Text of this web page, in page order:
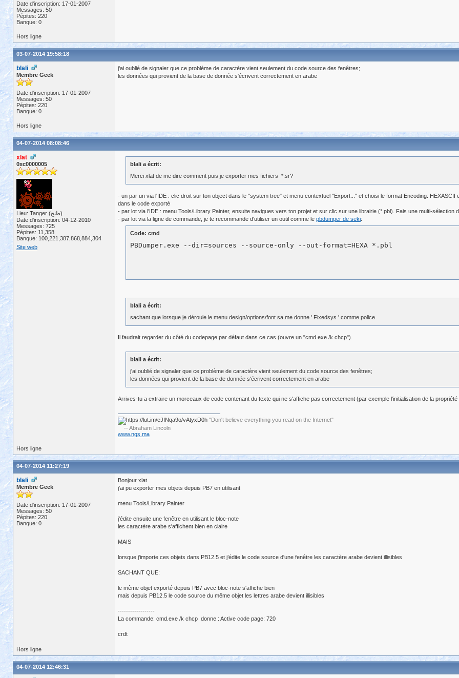
Date d'inscription: 17-01-2007
Messages: 50
Pépites: 220
Banque: 0
Hors ligne
03-07-2014 19:58:18
blali
Membre Geek
Date d'inscription: 17-01-2007
Messages: 50
Pépites: 220
Banque: 0
j'ai oublié de signaler que ce problème de caractère vient seulement du code source des fenêtres;
les données qui provient de la base de donnée s'écrivent correctement en arabe
Hors ligne
04-07-2014 08:08:46
xlat
0xc0000005
Lieu: Tanger (طنج)
Date d'inscription: 04-12-2010
Messages: 725
Pépites: 11,358
Banque: 100,221,387,868,884,304
Site web
blali a écrit:
Merci xlat de me dire comment puis je exporter mes fichiers *.sr?
- un par un via l'IDE : clic droit sur ton object dans le "system tree" et menu contextuel "Export..." et choisi le format Encoding:
dans le code exporté
- par lot via l'IDE : menu Tools/Library Painter, ensuite navigues vers ton projet et sur clic sur une librairie (*.pbl). Fais une multi-sélection
- par lot via la ligne de commande, je te recommande d'utiliser un outil comme le pbdumper de seki:
Code: cmd
blali a écrit:
sachant que lorsque je déroule le menu design/options/font sa me donne ' Fixedsys ' comme police
Il faudrait regarder du côté du codepage par défaut dans ce cas (ouvre un "cmd.exe /k chcp").
blali a écrit:
j'ai oublié de signaler que ce problème de caractère vient seulement du code source des fenêtres;
les données qui provient de la base de donnée s'écrivent correctement en arabe
Arrives-tu a extraire un morceaux de code contenant du texte qui ne s'affiche pas correctement (par exemple l'initialisation de la
"Don't believe everything you read on the Internet"
-- Abraham Lincoln
www.ngs.ma
Hors ligne
04-07-2014 11:27:19
blali
Membre Geek
Date d'inscription: 17-01-2007
Messages: 50
Pépites: 220
Banque: 0
Bonjour xlat
j'ai pu exporter mes objets depuis PB7 en utilisant
menu Tools/Library Painter
j’édite ensuite une fenêtre en utilisant le bloc-note
les caractère arabe s'affichent bien en claire
MAIS
lorsque j'importe ces objets dans PB12.5 et j’édite le code source d'une fenêtre les caractère arabe devient illisibles
SACHANT QUE:
le même objet exporté depuis PB7 avec bloc-note s'affiche bien
mais depuis PB12.5 le code source du même objet les lettres arabe devient illisibles
------------------
La commande: cmd.exe /k chcp donne : Active code page: 720
crdt
Hors ligne
04-07-2014 12:46:31